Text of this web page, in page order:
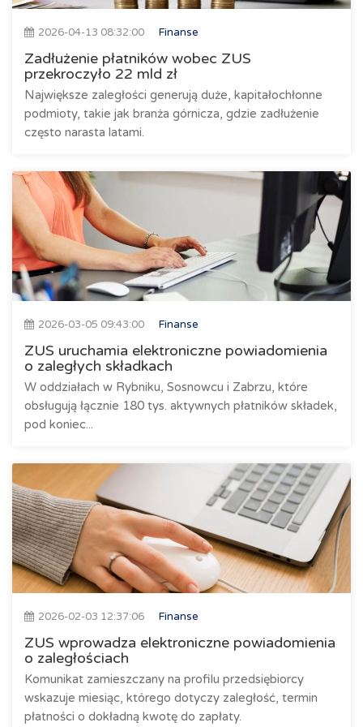
2026-04-13 08:32:00 Finanse
Zadłużenie płatników wobec ZUS
przekroczyło 22 mld zł
Największe zaległości generują duże, kapitałochłonne
podmioty, takie jak branża górnicza, gdzie zadłużenie
często narasta latami.
2026-03-05 09:43:00 Finanse
ZUS uruchamia elektroniczne powiadomienia
o zaległych składkach
W oddziałach w Rybniku, Sosnowcu i Zabrzu, które
obsługują łącznie 180 tys. aktywnych płatników składek,
pod koniec...
2026-02-03 12:37:06 Finanse
ZUS wprowadza elektroniczne powiadomienia
o zaległościach
Komunikat zamieszczany na profilu przedsiębiorcy
wskazuje miesiąc, którego dotyczy zaległość, termin
płatności o dokładną kwotę do zapłaty.